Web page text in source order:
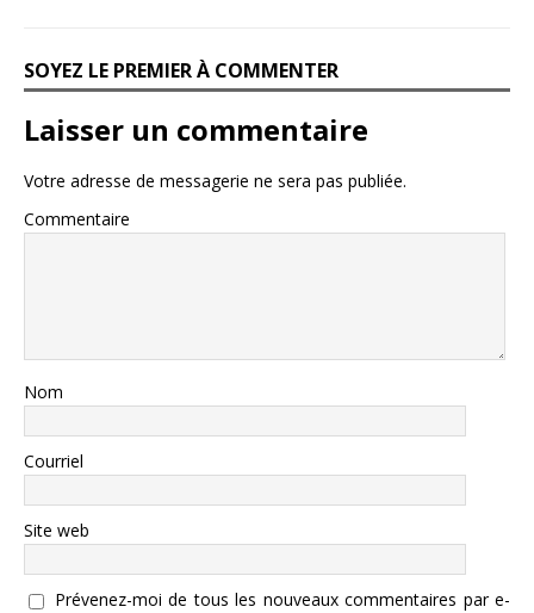
SOYEZ LE PREMIER À COMMENTER
Laisser un commentaire
Votre adresse de messagerie ne sera pas publiée.
Commentaire
Nom
Courriel
Site web
Prévenez-moi de tous les nouveaux commentaires par e-